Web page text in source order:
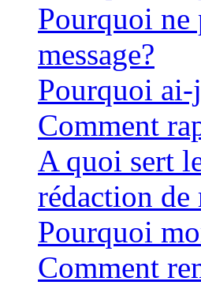
Pourquoi ne
message?
Pourquoi ai-
Comment
A quoi sert
rédaction de
Pourquoi
Comment